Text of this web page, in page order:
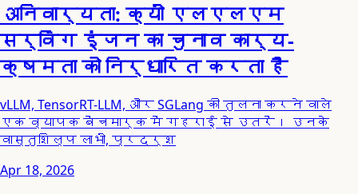
अनिवार्यता: क्यों एलएलएम
सर्विंग इंजन का चुनाव कार्य-
क्षमता को निर्धारित करता है
vLLM, TensorRT-LLM, और SGLang की तुलना करने वाले
एक व्यापक बेंचमार्क में गहराई से उतरें। उनके
वास्तुशिल्प लाभों, प्रदर्श
Apr 18, 2026